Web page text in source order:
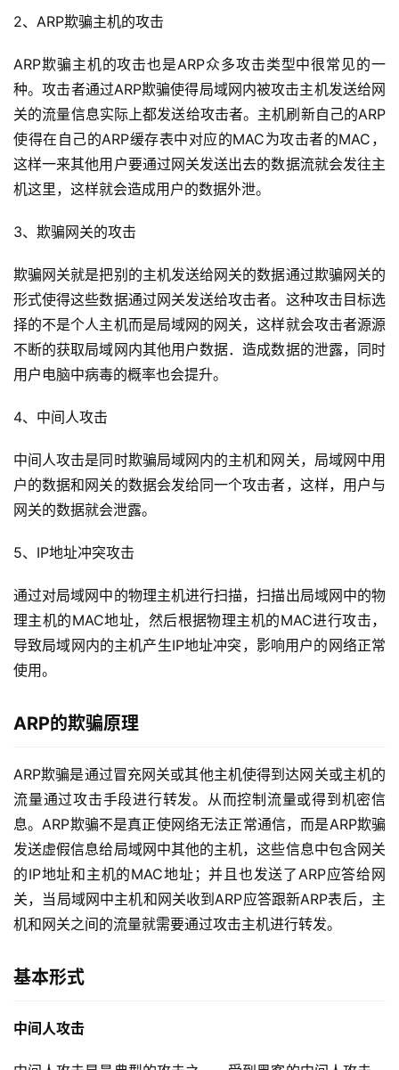
2、ARP欺骗主机的攻击
ARP欺骗主机的攻击也是ARP众多攻击类型中很常见的一
种。攻击者通过ARP欺骗使得局域网内被攻击主机发送给网
关的流量信息实际上都发送给攻击者。主机刷新自己的ARP
使得在自己的ARP缓存表中对应的MAC为攻击者的MAC，
这样一来其他用户要通过网关发送出去的数据流就会发往主
机这里，这样就会造成用户的数据外泄。
3、欺骗网关的攻击
欺骗网关就是把别的主机发送给网关的数据通过欺骗网关的
形式使得这些数据通过网关发送给攻击者。这种攻击目标选
择的不是个人主机而是局域网的网关，这样就会攻击者源源
不断的获取局域网内其他用户数据．造成数据的泄露，同时
用户电脑中病毒的概率也会提升。
4、中间人攻击
中间人攻击是同时欺骗局域网内的主机和网关，局域网中用
户的数据和网关的数据会发给同一个攻击者，这样，用户与
网关的数据就会泄露。
5、IP地址冲突攻击
通过对局域网中的物理主机进行扫描，扫描出局域网中的物
理主机的MAC地址，然后根据物理主机的MAC进行攻击，
导致局域网内的主机产生IP地址冲突，影响用户的网络正常
使用。
ARP的欺骗原理
ARP欺骗是通过冒充网关或其他主机使得到达网关或主机的
流量通过攻击手段进行转发。从而控制流量或得到机密信
息。ARP欺骗不是真正使网络无法正常通信，而是ARP欺骗
发送虚假信息给局域网中其他的主机，这些信息中包含网关
的IP地址和主机的MAC地址；并且也发送了ARP应答给网
关，当局域网中主机和网关收到ARP应答跟新ARP表后，主
机和网关之间的流量就需要通过攻击主机进行转发。
基本形式
中间人攻击